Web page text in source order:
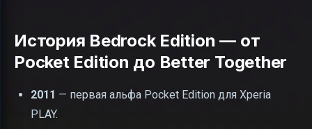
История Bedrock Edition — от
Pocket Edition до Better Together
2011 — первая альфа Pocket Edition для Xperia
PLAY.